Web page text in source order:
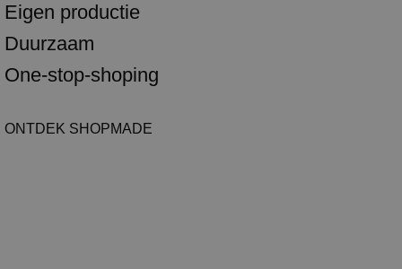
Eigen productie
Duurzaam
One-stop-shoping
ONTDEK SHOPMADE